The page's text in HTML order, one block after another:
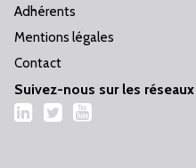
Adhérents
Mentions légales
Contact
Suivez-nous sur les réseaux
LinkedIn
TwitterYouTube